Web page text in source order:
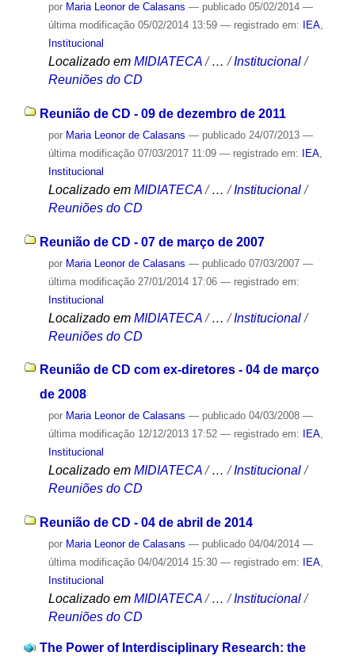
por Maria Leonor de Calasans — publicado05/02/2014 —
última modificação05/02/2014 13:59 — registrado em: IEA,
Institucional
Localizado em MIDIATECA /…/Institucional /
Reuniões do CD
Reunião de CD - 09 de dezembro de 2011
por Maria Leonor de Calasans — publicado24/07/2013 —
última modificação07/03/2017 11:09 — registrado em: IEA,
Institucional
Localizado em MIDIATECA /…/Institucional /
Reuniões do CD
Reunião de CD - 07 de março de 2007
por Maria Leonor de Calasans — publicado07/03/2007 —
última modificação27/01/2014 17:06 — registrado em:
Institucional
Localizado em MIDIATECA /…/Institucional /
Reuniões do CD
Reunião de CD com ex-diretores - 04 de março
de 2008
por Maria Leonor de Calasans — publicado04/03/2008 —
última modificação12/12/2013 17:52 — registrado em: IEA,
Institucional
Localizado em MIDIATECA / …/Institucional /
Reuniões do CD
Reunião de CD - 04 de abril de 2014
por Maria Leonor de Calasans — publicado04/04/2014 —
última modificação04/04/2014 15:30 — registrado em: IEA,
Institucional
Localizado em MIDIATECA /…/Institucional /
Reuniões do CD
The Power of Interdisciplinary Research: the